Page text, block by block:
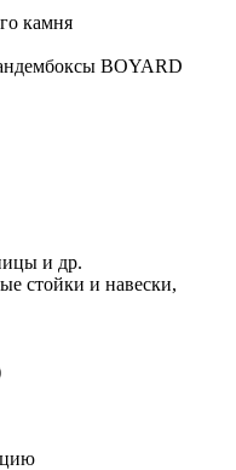
камня
BOYARD
и др.
стойки и навески,